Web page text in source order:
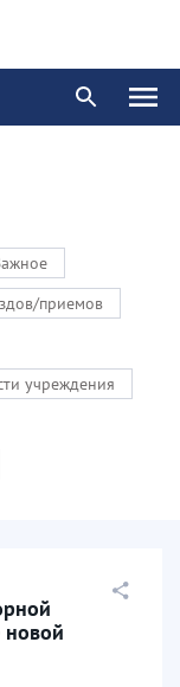
приемов
учреждения
новой